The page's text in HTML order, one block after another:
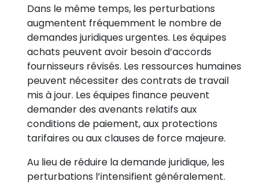
Dans le même temps, les perturbations
augmentent fréquemment le nombre de
demandes juridiques urgentes. Les équipes
achats peuvent avoir besoin d’accords
fournisseurs révisés. Les ressources humaines
peuvent nécessiter des contrats de travail
mis à jour. Les équipes finance peuvent
demander des avenants relatifs aux
conditions de paiement, aux protections
tarifaires ou aux clauses de force majeure.
Au lieu de réduire la demande juridique, les
perturbations l’intensifient généralement.